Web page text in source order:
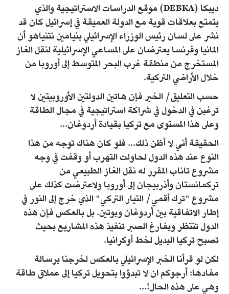
ديبكا (DEBKA) موقع الدراسات الاستراتيجية والذي
يتمتع بعلاقات قوية مع الدولة العميقة في إسرائيل كان قد
نشر على لسان رئيس الوزراء الإسرائيلي بنيامين نتنياهو أن
المانيا وفرنسا يعترضان على المساعي الإسرائيلية لنقل الغاز
المستخرج من منطقة غرب البحر المتوسط إلى أوروبا من
خلال الأراضي التركية.
حسب التعليق/ الخبر فإن هاتين الدولتين الأوروبيتين لا
ترغبن في الدخول في شراكة استراتيجية في مجال الطاقة
وعلى هذا المستوى مع تركيا بقيادة أردوغان...
الحقيقة أني لا أظن ذلك... فلو كان هناك توجه من هذا
النوع عند هذه الدول لحاولت التهرب أو وقفت في وجه
مشروع تاناب المقرر له نقل الغاز الطبيعي من
تركمانستان وأذربيجان إلى أوروبا ولاعترضت كذلك على
مشروع "ترك أقمي/ التيار التركي" الذي خرج إلى النور في
إطار الاتفاقية بين أردوغان وبوتين. بل بالعكس فإن هذه
الدول تنتظر وبفارغ الصبر تنفيذ هذه المشاريع بحيث
تصبح تركيا البديل لخط أوكرانيا.
لكن لو قرأنا الخبر الإسرائيلي بالعكس لخرجنا برسالة
مفادها: أرجوكم ان لا تبدؤوا بتحويل تركيا إلى عملاق طاقة
وهي على هذه الحال!...